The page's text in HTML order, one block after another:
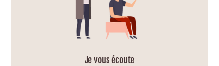
Je vous écoute